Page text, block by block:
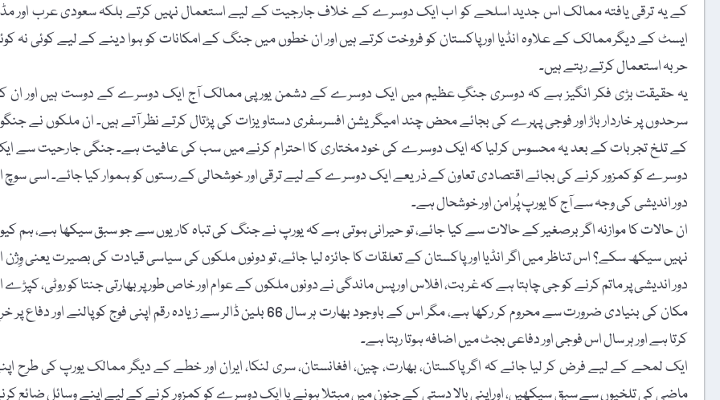
کے یہ ترقی یافتہ ممالک اس جدید اسلحے کو اب ایک دوسرے کے خلاف جارجیت کے لیے استعمال نہیں کرتے بلکہ سعودی عرب اور
ایسٹ کے دیگر ممالک کے علاوہ انڈیا اور پاکستان کو فروخت کرتے ہیں اور ان خطوں میں جنگ کے امکانات کو ہوا دینے کے لیے کوئی نہ
حربہ استعمال کرتے رہتے ہیں۔
یہ حقیقت بڑی فکر انگیز ہے کہ دوسری جنگِ عظیم میں ایک دوسرے کے دشمن یورپی ممالک آج ایک دوسرے کے دوست ہیں اور ان
سرحدوں پر خاردار باڑ اور فوجی پہرے کی بجائے محض چند امیگریشن افسرسفری دستاویزات کی پڑتال کرتے نظر آتے ہیں۔ ان ملکوں نے
کے تلخ تجربات کے بعد یہ محسوس کرلیا کہ ایک دوسرے کی خود مختاری کا احترام کرنے میں سب کی عافیت ہے۔ جنگی جارحیت سے
دوسرے کو کمزور کرنے کی بجائے اقتصادی تعاون کے ذریعے ایک دوسرے کے لیے ترقی اور خوشحالی کے رستوں کو ہموار کیا جائے۔ اسی سوچ
دور اندیشی کی وجہ سے آج کا یورپ پُرامن اور خوشحال ہے۔
ان حالات کا موازنہ اگر برصغیر کے حالات سے کیا جائے، تو حیرانی ہوتی ہے کہ یورپ نے جنگ کی تباہ کاریوں سے جو سبق سیکھا ہے، ہم
نہیں سیکھ سکے؟ اس تناظر میں اگر انڈیا اور پاکستان کے تعلقات کا جائزہ لیا جائے، تو دونوں ملکوں کی سیاسی قیادت کی بصیرت یعنی وِژن
دور اندیشی پر ماتم کرنے کو جی چاہتا ہے کہ غربت، افلاس اور پس ماندگی نے دونوں ملکوں کے عوام اور خاص طور پر بھارتی جنتا کو روٹی، کپڑے
مکان کی بنیادی ضرورت سے محروم کر رکھا ہے، مگر اس کے باوجود بھارت ہر سال 66 بلین ڈالر سے زیادہ رقم اپنی فوج کو پالنے اور دفاع
کرتا ہے اور ہر سال اس فوجی اور دفاعی بجٹ میں اضافہ ہوتا رہتا ہے۔
ایک لمحے کے لیے فرض کر لیا جائے کہ اگر پاکستان، بھارت، چین، افغانستان، سری لنکا، ایران اور خطے کے دیگر ممالک یورپ کی طرح
ماضی کی تلخیوں سے سبق سیکھیں، اوراپنی بالا دستی کے جنون میں مبتلا ہونے یا ایک دوسرے کو کمزور کرنے کے لیے اپنے وسائل ضائع